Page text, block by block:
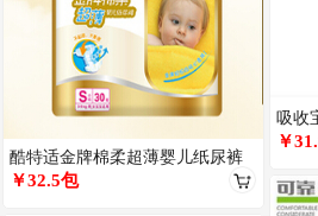
酷特适金牌棉柔超薄婴儿纸尿裤
（中包）升级版
￥32.5包
吸收
￥